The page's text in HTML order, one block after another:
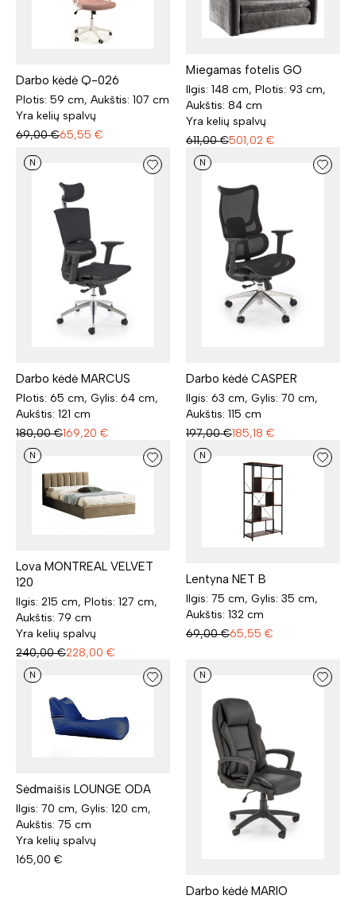
Darbo kėdė Q-026
Plotis: 59 cm, Aukštis: 107 cm
Yra kelių spalvų
69,00 €65,55 €
Miegamas fotelis GO
Ilgis: 148 cm, Plotis: 93 cm,
Aukštis: 84 cm
Yra kelių spalvų
611,00 €501,02 €
N
Darbo kėdė MARCUS
Plotis: 65 cm, Gylis: 64 cm,
Aukštis: 121 cm
180,00 €169,20 €
N
Darbo kėdė CASPER
Ilgis: 63 cm, Gylis: 70 cm,
Aukštis: 115 cm
197,00 €185,18 €
N
Lova MONTREAL VELVET
120
Ilgis: 215 cm, Plotis: 127 cm,
Aukštis: 79 cm
Yra kelių spalvų
240,00 €228,00 €
N
Lentyna NET B
Ilgis: 75 cm, Gylis: 35 cm,
Aukštis: 132 cm
69,00 €65,55 €
N
Sėdmaišis LOUNGE ODA
Ilgis: 70 cm, Gylis: 120 cm,
Aukštis: 75 cm
Yra kelių spalvų
165,00 €
N
Darbo kėdė MARIO